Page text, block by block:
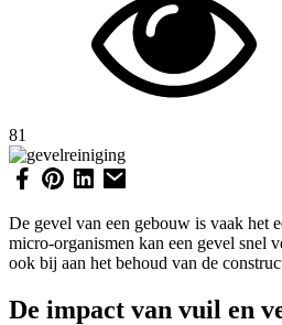
81
De gevel van een gebouw is vaak het
micro-organismen kan een gevel snel
ook bij aan het behoud van de
De impact van vuil en